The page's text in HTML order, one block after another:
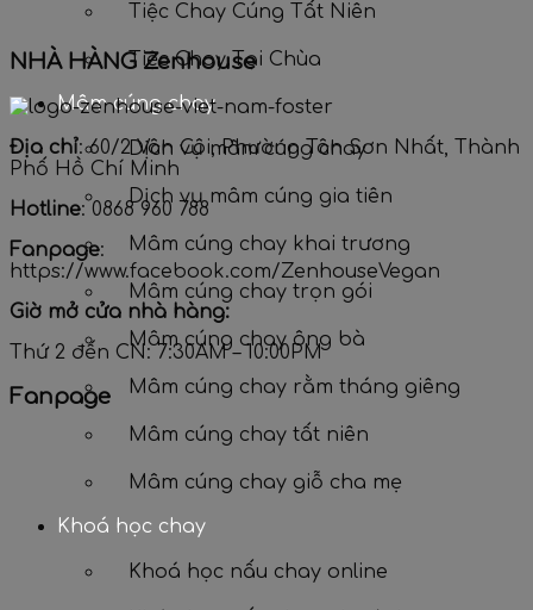
Tiệc Chay Cúng Tất Niên
Tiệc Chay Tại Chùa
Mâm cúng chay
Dịch vụ mâm cúng chay
Dịch vụ mâm cúng gia tiên
Mâm cúng chay khai trương
Mâm cúng chay trọn gói
Mâm cúng chay ông bà
Mâm cúng chay rằm tháng giêng
Mâm cúng chay tất niên
Mâm cúng chay giỗ cha mẹ
Khoá học chay
Khoá học nấu chay online
NHÀ HÀNG Zenhouse
Địa chỉ: 60/2 Vân Côi, Phường Tân Sơn Nhất, Thành
Phố Hồ Chí Minh
Hotline: 0868 960 788
Fanpage:
https://www.facebook.com/ZenhouseVegan
Giờ mở cửa nhà hàng:
Thứ 2 đến CN: 7:30AM – 10:00PM
Fanpage